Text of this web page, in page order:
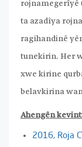
rojnamegerîyê
ta azadîya
ragihandinê
tunekirin. Her
xwe kirine
belavkirina
Ahengên
2016, Roja